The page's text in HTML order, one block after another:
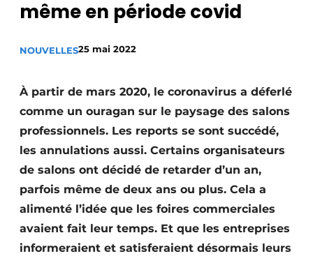
Video’s
même en période covid
NOUVELLES25 mai 2022
À partir de mars 2020, le coronavirus a déferlé
comme un ouragan sur le paysage des salons
professionnels. Les reports se sont succédé,
les annulations aussi. Certains organisateurs
de salons ont décidé de retarder d’un an,
parfois même de deux ans ou plus. Cela a
alimenté l’idée que les foires commerciales
avaient fait leur temps. Et que les entreprises
informeraient et satisferaient désormais leurs